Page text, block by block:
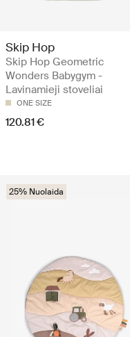
Skip Hop
Skip Hop Geometric
Wonders Babygym -
Lavinamieji stoveliai
ONE SIZE
120.81 €
25% Nuolaida